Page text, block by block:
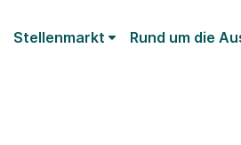
Stellenmarkt Rund um die